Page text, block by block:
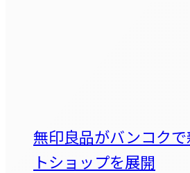
無印良品がバンコク
トショップを展開